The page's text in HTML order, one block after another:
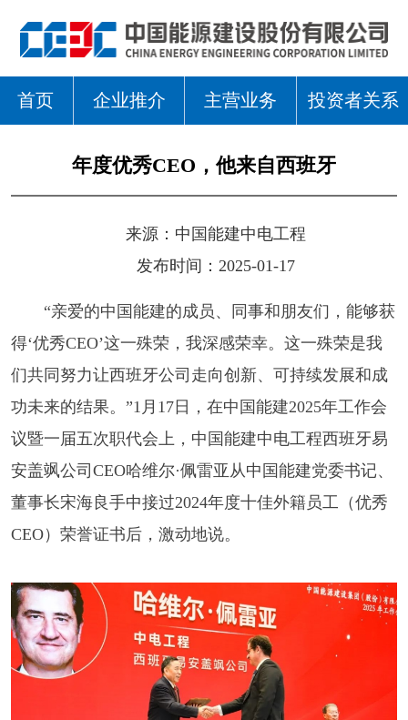
首页 企业推介 主营业务 投资者关系
年度优秀CEO，他来自西班牙
来源： 中国能建中电工程
发布时间：2025-01-17
“亲爱的中国能建的成员、同事和朋友们，能够获
得‘优秀CEO’这一殊荣，我深感荣幸。这一殊荣是我
们共同努力让西班牙公司走向创新、可持续发展和成
功未来的结果。”1月17日，在中国能建2025年工作会
议暨一届五次职代会上，中国能建中电工程西班牙易
安盖飒公司CEO哈维尔·佩雷亚从中国能建党委书记、
董事长宋海良手中接过2024年度十佳外籍员工（优秀
CEO）荣誉证书后，激动地说。